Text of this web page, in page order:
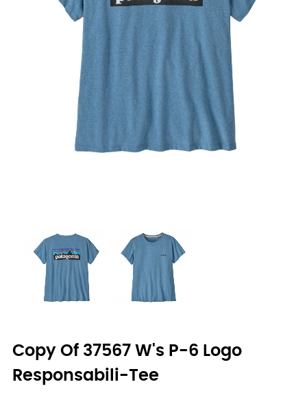
Copy Of 37567 W's P-6 Logo
Responsabili-Tee